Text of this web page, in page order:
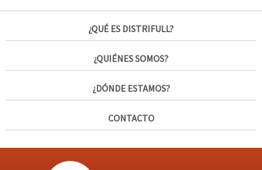
¿QUÉ ES DISTRIFULL?
¿QUIÉNES SOMOS?
¿DÓNDE ESTAMOS?
CONTACTO